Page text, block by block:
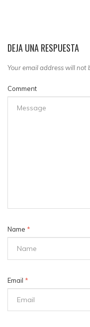
DEJA UNA RESPUESTA
Your email address will not
Comment
Name *
Email *